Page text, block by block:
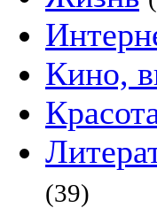
Кино,
(39)